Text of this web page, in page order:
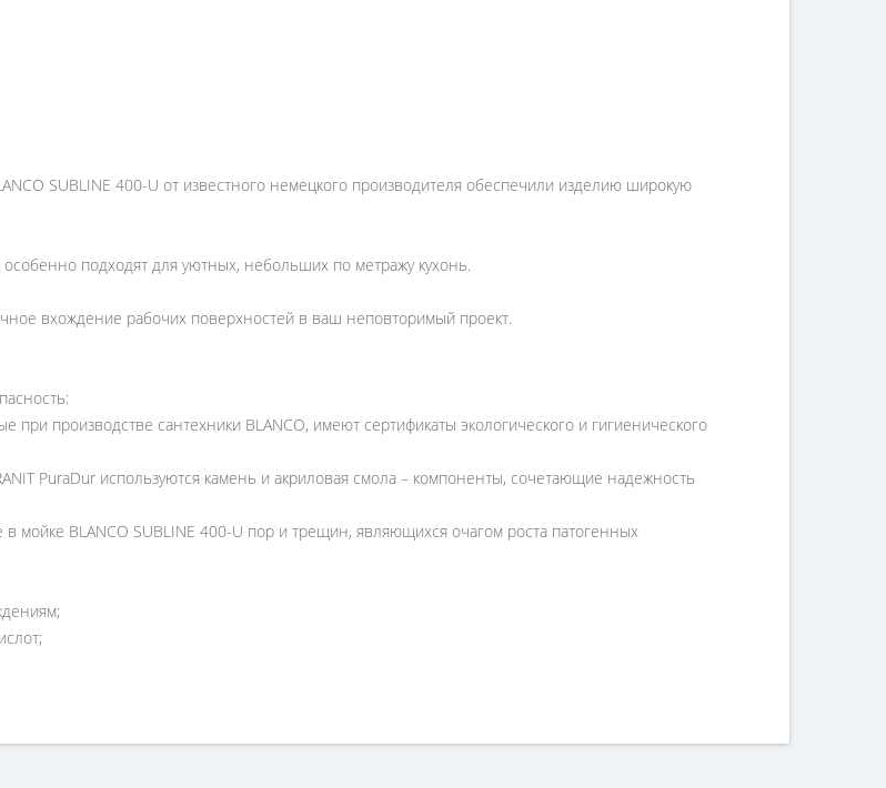
SUBLINE 400-U от известного немецкого производителя обеспечили изделию широкую
подходят для уютных, небольших по метражу кухонь.
вхождение рабочих поверхностей в ваш неповторимый проект.
при производстве сантехники BLANCO, имеют сертификаты экологического и гигиенического
PuraDur используются камень и акриловая смола – компоненты, сочетающие надежность
в мойке BLANCO SUBLINE 400-U пор и трещин, являющихся очагом роста патогенных